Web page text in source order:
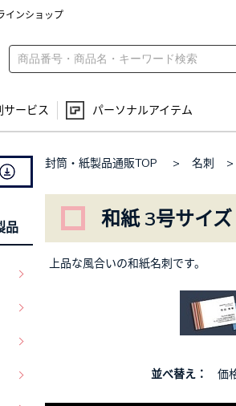
インショップ
サービス パーソナルアイテム
封筒・紙製品通販TOP > 名刺 >
和紙 3号サイ
上品な風合いの和紙名刺です。
並べ替え： 価
品